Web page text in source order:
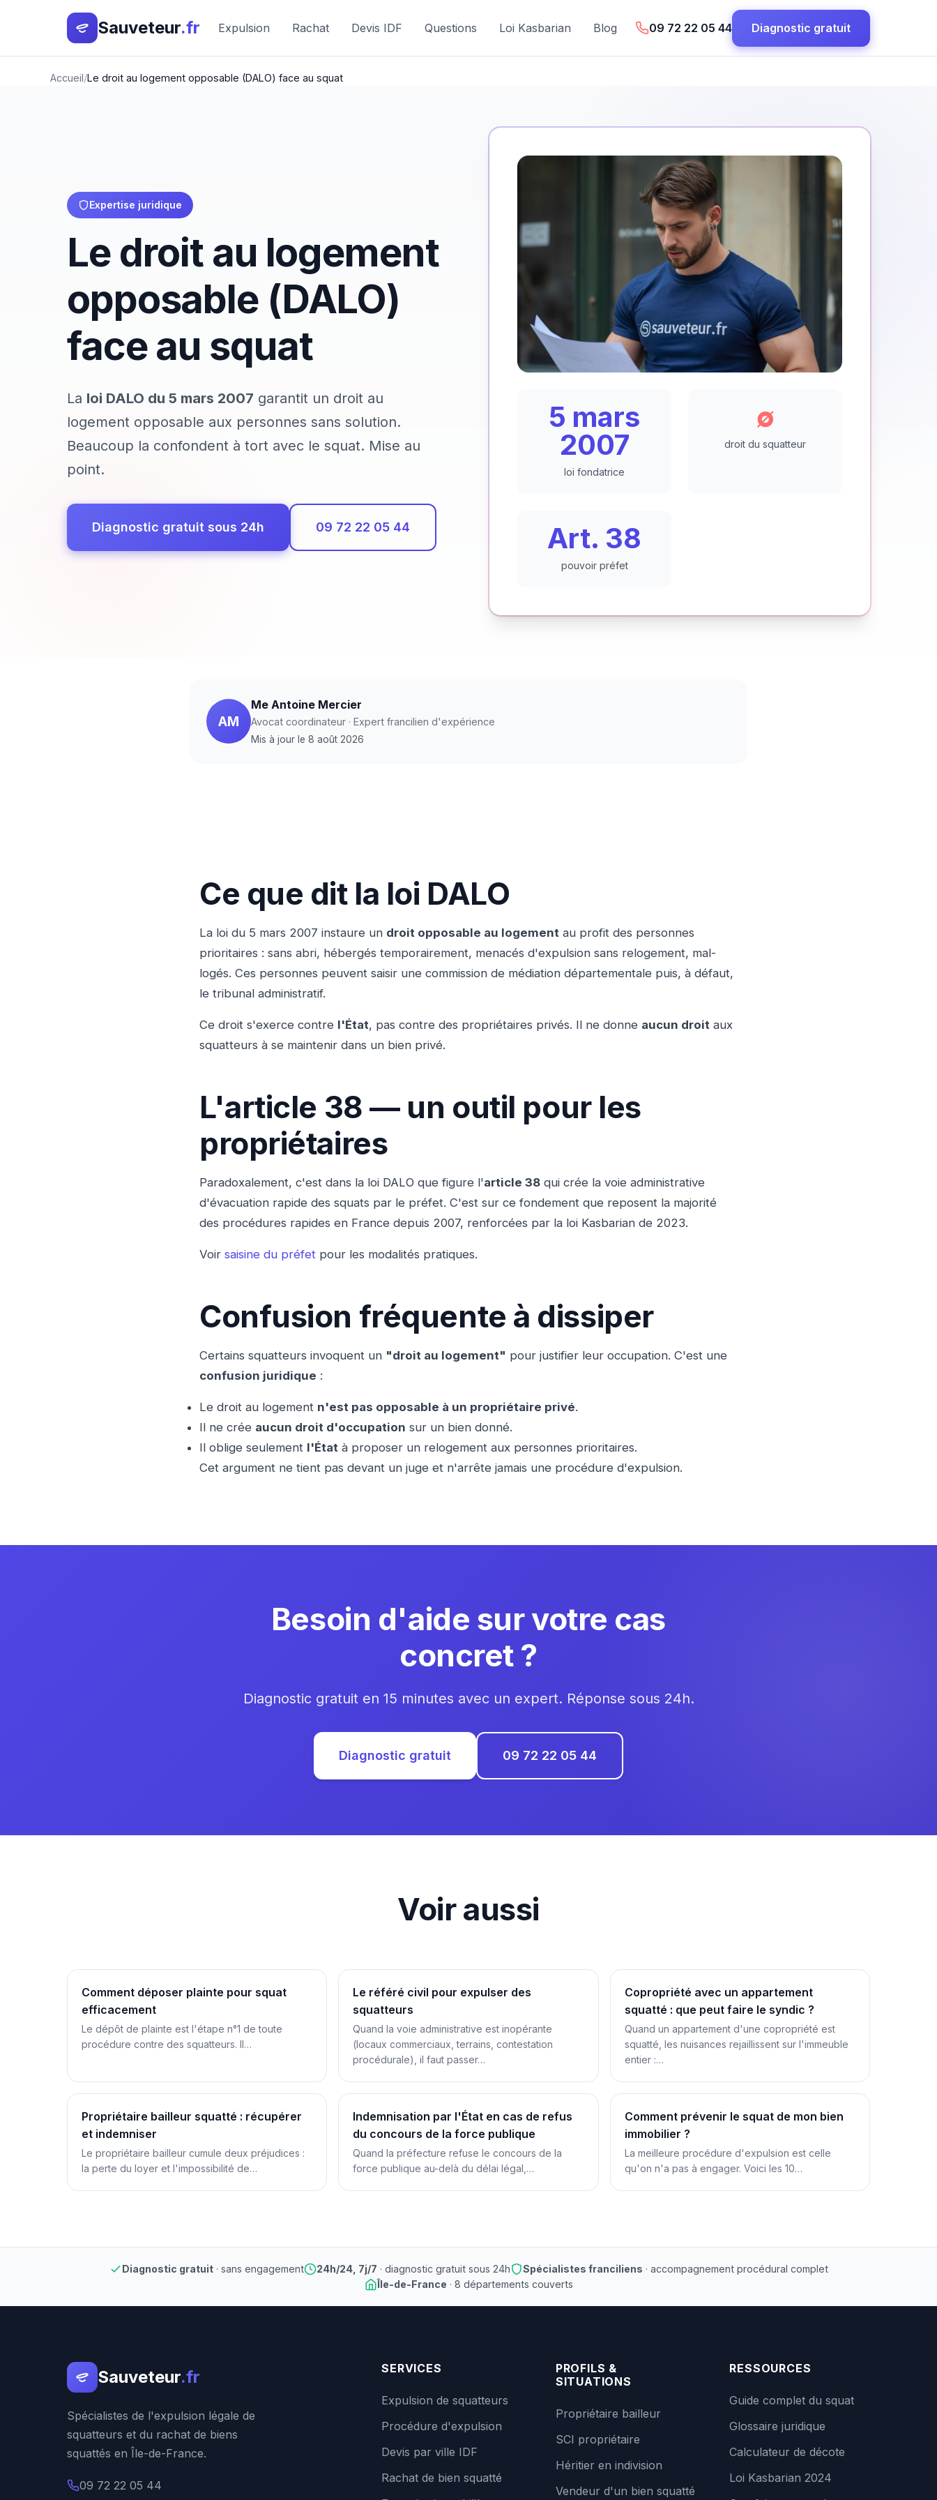
Sauveteur.fr Expulsion Rachat Devis IDF Questions Loi Kasbarian Blog 09 72 22 05 44 Diagnostic gratuit
Accueil Le droit au logement opposable (DALO) face au squat
Expertise juridique
Le droit au logement
opposable (DALO)
face au squat
La loi DALO du 5 mars 2007 garantit un droit au
logement opposable aux personnes sans solution.
Beaucoup la confondent à tort avec le squat. Mise au
point.
Diagnostic gratuit sous 24h 09 72 22 05 44
5 mars
2007
loi fondatrice
∅
droit du squatteur
Art. 38
pouvoir préfet
AM
Me Antoine Mercier
Avocat coordinateur · Expert francilien d'expérience
Mis à jour le 8 août 2026
Ce que dit la loi DALO
La loi du 5 mars 2007 instaure un droit opposable au logement au profit des personnes
prioritaires : sans abri, hébergés temporairement, menacés d'expulsion sans relogement, mal-
logés. Ces personnes peuvent saisir une commission de médiation départementale puis, à défaut,
le tribunal administratif.
Ce droit s'exerce contre l'État, pas contre des propriétaires privés. Il ne donne aucun droit aux
squatteurs à se maintenir dans un bien privé.
L'article 38 — un outil pour les
propriétaires
Paradoxalement, c'est dans la loi DALO que figure l'article 38 qui crée la voie administrative
d'évacuation rapide des squats par le préfet. C'est sur ce fondement que reposent la majorité
des procédures rapides en France depuis 2007, renforcées par la loi Kasbarian de 2023.
Voir saisine du préfet pour les modalités pratiques.
Confusion fréquente à dissiper
Certains squatteurs invoquent un "droit au logement" pour justifier leur occupation. C'est une
confusion juridique :
Le droit au logement n'est pas opposable à un propriétaire privé.
Il ne crée aucun droit d'occupation sur un bien donné.
Il oblige seulement l'État à proposer un relogement aux personnes prioritaires.
Cet argument ne tient pas devant un juge et n'arrête jamais une procédure d'expulsion.
Besoin d'aide sur votre cas
concret ?
Diagnostic gratuit en 15 minutes avec un expert. Réponse sous 24h.
Diagnostic gratuit 09 72 22 05 44
Voir aussi
Comment déposer plainte pour squat
efficacement
Le dépôt de plainte est l'étape n°1 de toute
procédure contre des squatteurs. Il…
Le référé civil pour expulser des
squatteurs
Quand la voie administrative est inopérante
(locaux commerciaux, terrains, contestation
procédurale), il faut passer…
Copropriété avec un appartement
squatté : que peut faire le syndic ?
Quand un appartement d'une copropriété est
squatté, les nuisances rejaillissent sur l'immeuble
entier :…
Propriétaire bailleur squatté : récupérer
et indemniser
Le propriétaire bailleur cumule deux préjudices :
la perte du loyer et l'impossibilité de…
Indemnisation par l'État en cas de refus
du concours de la force publique
Quand la préfecture refuse le concours de la
force publique au-delà du délai légal,…
Comment prévenir le squat de mon bien
immobilier ?
La meilleure procédure d'expulsion est celle
qu'on n'a pas à engager. Voici les 10…
Diagnostic gratuit· sans engagement 24h/24, 7j/7 · diagnostic gratuit sous 24h Spécialistes franciliens · accompagnement procédural complet
Île-de-France · 8 départements couverts
Sauveteur.fr
Spécialistes de l'expulsion légale de
squatteurs et du rachat de biens
squattés en Île-de-France.
09 72 22 05 44
SERVICES
Expulsion de squatteurs
Procédure d'expulsion
Devis par ville IDF
Rachat de bien squatté
PROFILS &
SITUATIONS
Propriétaire bailleur
SCI propriétaire
Héritier en indivision
Vendeur d'un bien squatté
RESSOURCES
Guide complet du squat
Glossaire juridique
Calculateur de décote
Loi Kasbarian 2024